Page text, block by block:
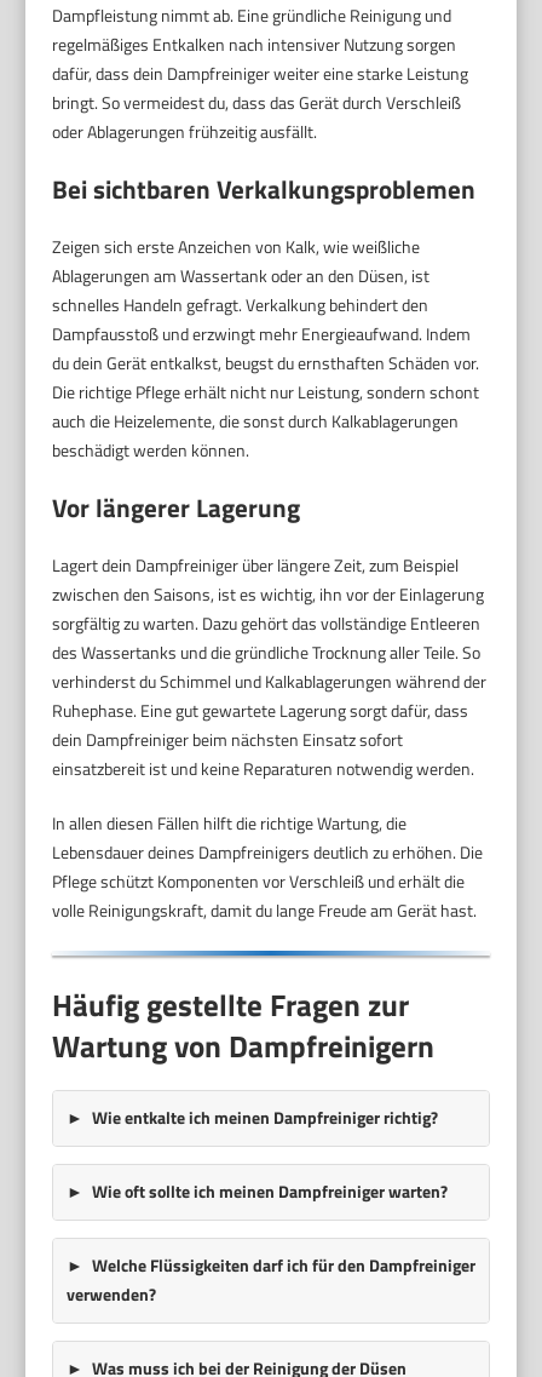
Dampfleistung nimmt ab. Eine gründliche Reinigung und
regelmäßiges Entkalken nach intensiver Nutzung sorgen
dafür, dass dein Dampfreiniger weiter eine starke Leistung
bringt. So vermeidest du, dass das Gerät durch Verschleiß
oder Ablagerungen frühzeitig ausfällt.
Bei sichtbaren Verkalkungsproblemen
Zeigen sich erste Anzeichen von Kalk, wie weißliche
Ablagerungen am Wassertank oder an den Düsen, ist
schnelles Handeln gefragt. Verkalkung behindert den
Dampfausstoß und erzwingt mehr Energieaufwand. Indem
du dein Gerät entkalkst, beugst du ernsthaften Schäden vor.
Die richtige Pflege erhält nicht nur Leistung, sondern schont
auch die Heizelemente, die sonst durch Kalkablagerungen
beschädigt werden können.
Vor längerer Lagerung
Lagert dein Dampfreiniger über längere Zeit, zum Beispiel
zwischen den Saisons, ist es wichtig, ihn vor der Einlagerung
sorgfältig zu warten. Dazu gehört das vollständige Entleeren
des Wassertanks und die gründliche Trocknung aller Teile. So
verhinderst du Schimmel und Kalkablagerungen während der
Ruhephase. Eine gut gewartete Lagerung sorgt dafür, dass
dein Dampfreiniger beim nächsten Einsatz sofort
einsatzbereit ist und keine Reparaturen notwendig werden.
In allen diesen Fällen hilft die richtige Wartung, die
Lebensdauer deines Dampfreinigers deutlich zu erhöhen. Die
Pflege schützt Komponenten vor Verschleiß und erhält die
volle Reinigungskraft, damit du lange Freude am Gerät hast.
Häufig gestellte Fragen zur
Wartung von Dampfreinigern
Wie entkalte ich meinen Dampfreiniger richtig?
Wie oft sollte ich meinen Dampfreiniger warten?
Welche Flüssigkeiten darf ich für den Dampfreiniger
verwenden?
Was muss ich bei der Reinigung der Düsen